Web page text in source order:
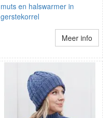
muts en halswarmer in
gerstekorrel
Meer info